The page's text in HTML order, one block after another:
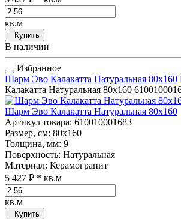
кв.м
Купить
В наличии
Избранное
Шарм Эво Калакатта Натуральная 80x160
Калакатта Натуральная 80x160
Шарм Эво Калакатта Натуральная 80x160
Артикул товара: 610010001683
Размер, см: 80x160
Толщина, мм: 9
Поверхность: Натуральная
Материал: Керамогранит
5 427 ₽ * кв.м
кв.м
Купить